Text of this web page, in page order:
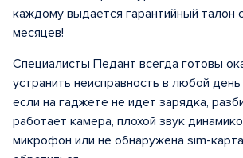
каждому выдается гарантийный талон
месяцев!
Специалисты Педант всегда готовы
устранить неисправность в любой
если на гаджете не идет зарядка,
работает камера, плохой звук
микрофон или не обнаружена sim-